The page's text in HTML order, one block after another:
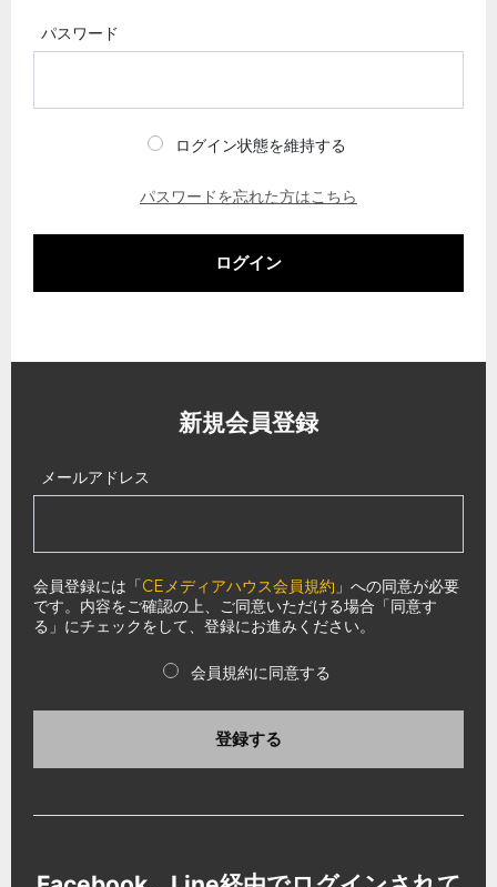
パスワード
ログイン状態を維持する
パスワードを忘れた方はこちら
ログイン
新規会員登録
メールアドレス
会員登録には「CEメディアハウス会員規約 」への同意が必要
です。内容をご確認の上、ご同意いただける場合「同意す
る」にチェックをして、登録にお進みください。
会員規約に同意する
登録する